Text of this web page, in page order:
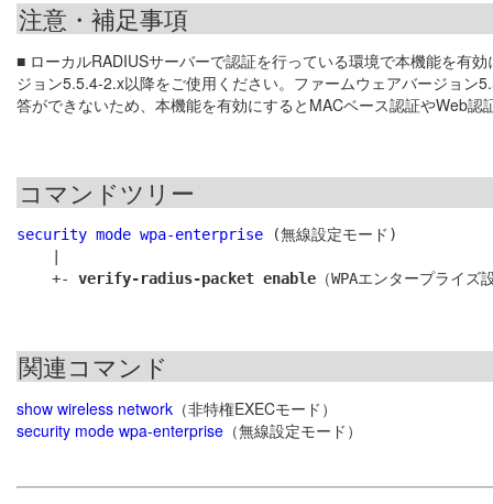
注意・補足事項
■ ローカルRADIUSサーバーで認証を行っている環境で本機能を有
ジョン5.5.4-2.x以降をご使用ください。ファームウェアバージョ
答ができないため、本機能を有効にするとMACベース認証やWeb認
コマンドツリー
security mode wpa-enterprise (無線設定モード)
    +-
verify-radius-packet enable
関連コマンド
show wireless network （非特権EXECモード）
security mode wpa-enterprise （無線設定モード）